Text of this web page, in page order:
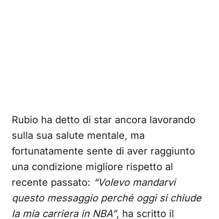
Rubio ha detto di star ancora lavorando
sulla sua salute mentale, ma
fortunatamente sente di aver raggiunto
una condizione migliore rispetto al
recente passato: “Volevo mandarvi
questo messaggio perché oggi si chiude
la mia carriera in NBA”, ha scritto il